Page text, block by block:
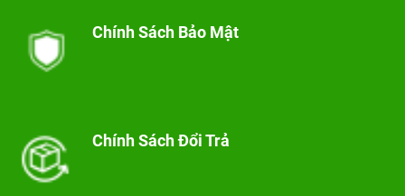
Chính Sách Bảo Mật
Chính Sách Đổi Trả